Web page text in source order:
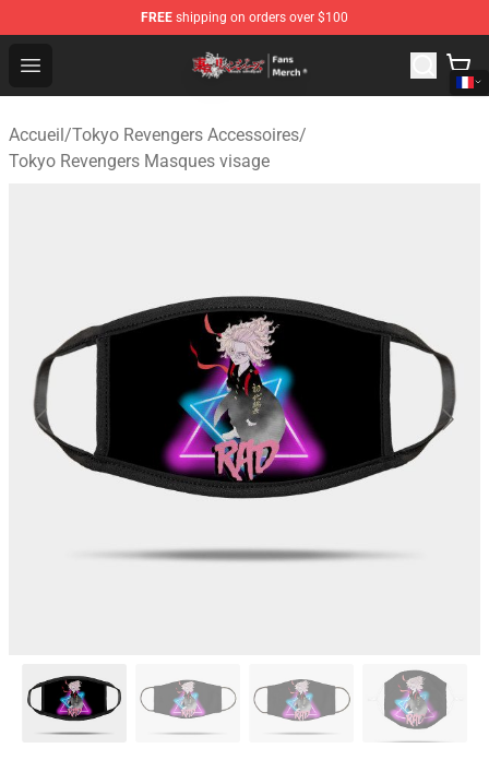
FREE shipping on orders over $100
Open menu
Tokyo Revengers Store - Official Tokyo Revengers
Accueil/Tokyo Revengers Accessoires/
Tokyo Revengers Masques visage